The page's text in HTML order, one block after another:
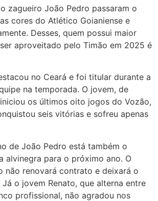
zagueiro João Pedro passaram o
cores do Atlético Goianiense e
Desses, quem possui maior
aproveitado pelo Timão em 2025 é
no Ceará e foi titular durante a
na temporada. O jovem, de
os últimos oito jogos do Vozão,
seis vitórias e sofreu apenas
de João Pedro está também o
alvinegra para o próximo ano. O
não renovará contrato e deixará o
o jovem Renato, que alterna entre
profissional, não agradou nos